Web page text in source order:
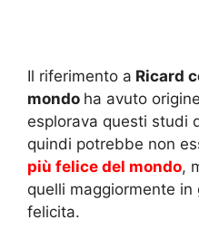
Il riferimento a Ricard
mondo ha avuto
esplorava questi studi
quindi potrebbe non
più felice del mondo,
quelli maggiormente
felicita.